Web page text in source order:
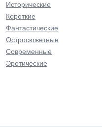
Исторические
Короткие
Фантастические
Остросюжетные
Современные
Эротические